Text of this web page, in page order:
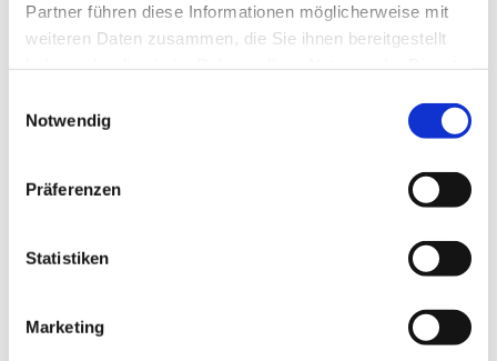
Partner führen diese Informationen möglicherweise mit
weiteren Daten zusammen, die Sie ihnen bereitgestellt
Notwendig
Präferenzen
Statistiken
Marketing